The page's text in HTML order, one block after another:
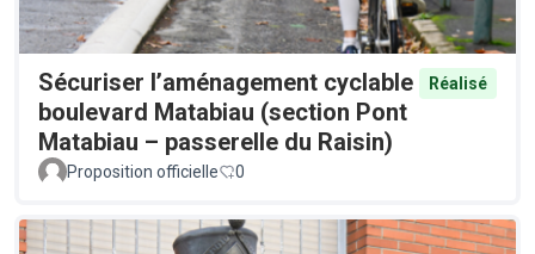
Sécuriser l’aménagement cyclable
boulevard Matabiau (section Pont
Matabiau – passerelle du Raisin)
Réalisé
Proposition officielle 0